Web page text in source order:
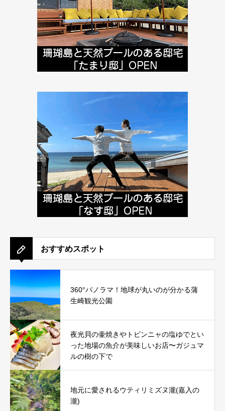
おすすめスポット
360°パノラマ！地球が丸いのが分かる蒲
生崎観光公園
夜光貝の壷焼きやトビンニャの塩ゆでとい
った地場の魚介が美味しいお店〜ガジュマ
ルの樹の下で
地元に愛されるウティリミズヌ瀧(嘉入の
瀧)